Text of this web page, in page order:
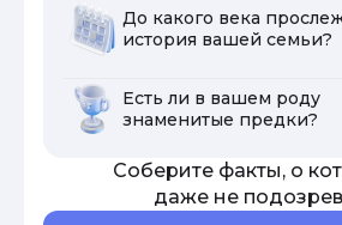
До какого века
история вашей семьи?
Есть ли в вашем роду
знаменитые предки?
Соберите факты, о
даже не